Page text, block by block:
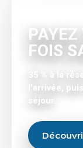
FOIS
35 % à la
l’arrivée,
séjour.